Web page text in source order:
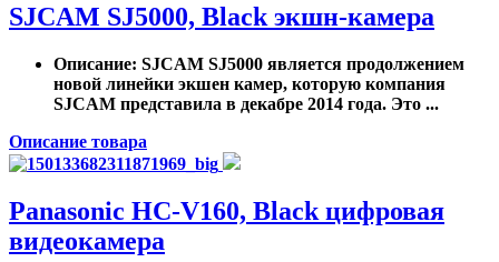
SJCAM SJ5000, Black экшн-камера
Описание: SJCAM SJ5000 является продолжением
новой линейки экшен камер, которую компания
SJCAM представила в декабре 2014 года. Это ...
Описание товара
Panasonic HC-V160, Black цифровая
видеокамера